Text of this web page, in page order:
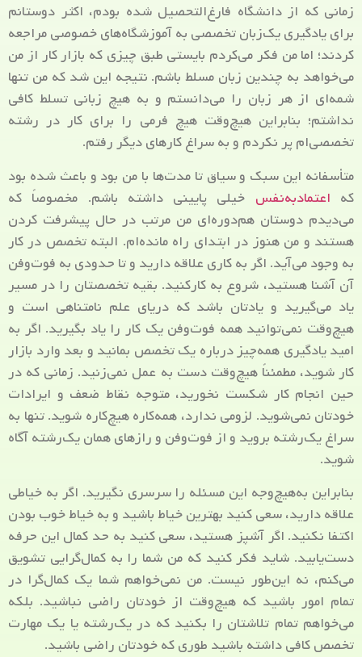
زمانی که از دانشگاه فارغ‌التحصیل شده بودم، اکثر دوستانم
برای یادگیری یک‌زبان تخصصی به آموزشگاه‌های خصوصی مراجعه
کردند؛ اما من فکر می‌کردم بایستی طبق چیزی که بازار کار از من
می‌خواهد به چندین زبان مسلط باشم. نتیجه این شد که من تنها
شمه‌ای از هر زبان را می‌دانستم و به هیچ زبانی تسلط کافی
نداشتم؛ بنابراین هیچ‌وقت هیچ فرمی را برای کار در رشته
تخصصی‌ام پر نکردم و به سراغ کارهای دیگر رفتم.
متأسفانه این سبک و سیاق تا مدت‌ها با من بود و باعث شده بود
که اعتمادبه‌نفس خیلی پایینی داشته باشم. مخصوصاً که
می‌دیدم دوستان هم‌دوره‌ای من مرتب در حال پیشرفت کردن
هستند و من هنوز در ابتدای راه مانده‌ام. البته تخصص در کار
به وجود می‌آید. اگر به کاری علاقه دارید و تا حدودی به فوت‌وفن
آن آشنا هستید، شروع به کارکنید. بقیه تخصصتان را در مسیر
یاد می‌گیرید و یادتان باشد که دریای علم نامتناهی است و
هیچ‌وقت نمی‌توانید همه فوت‌وفن یک کار را یاد بگیرید. اگر به
امید یادگیری همه‌چیز درباره یک تخصص بمانید و بعد وارد بازار
کار شوید، مطمئناً هیچ‌وقت دست به عمل نمی‌زنید. زمانی که در
حین انجام کار شکست نخورید، متوجه نقاط ضعف و ایرادات
خودتان نمی‌شوید. لزومی ندارد، همه‌کاره هیچ‌کاره شوید. تنها به
سراغ یک‌رشته بروید و از فوت‌وفن و رازهای همان یک‌رشته آگاه
شوید.
بنابراین به‌هیچ‌وجه این مسئله را سرسری نگیرید. اگر به خیاطی
علاقه دارید، سعی کنید بهترین خیاط باشید و به خیاط خوب بودن
اکتفا نکنید. اگر آشپز هستید، سعی کنید به حد کمال این حرفه
دست‌یابید. شاید فکر کنید که من شما را به کمال‌گرایی تشویق
می‌کنم، نه این‌طور نیست. من نمی‌خواهم شما یک کمال‌گرا در
تمام امور باشید که هیچ‌وقت از خودتان راضی نباشید. بلکه
می‌خواهم تمام تلاشتان را بکنید که در یک‌رشته یا یک مهارت
تخصص کافی داشته باشید طوری که خودتان راضی باشید.